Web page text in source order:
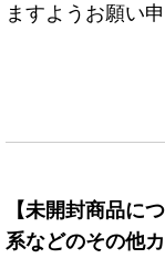
ますようお願い
【未開封商品に
系などのその他